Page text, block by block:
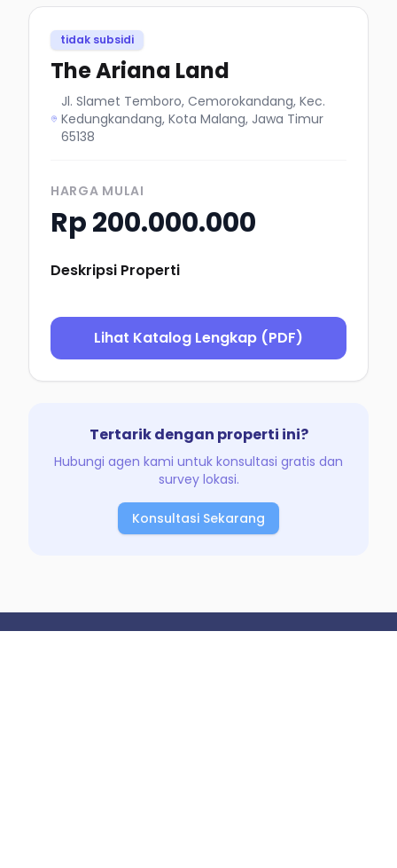
tidak subsidi
The Ariana Land
Jl. Slamet Temboro, Cemorokandang, Kec.
Kedungkandang, Kota Malang, Jawa Timur
65138
HARGA MULAI
Rp 200.000.000
Deskripsi Properti
Lihat Katalog Lengkap (PDF)
Tertarik dengan properti ini?
Hubungi agen kami untuk konsultasi gratis dan
survey lokasi.
Konsultasi Sekarang